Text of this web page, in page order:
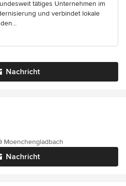
tätiges Unternehmen im
und verbindet lokale
Nachricht
Nachricht
Moenchengladbach